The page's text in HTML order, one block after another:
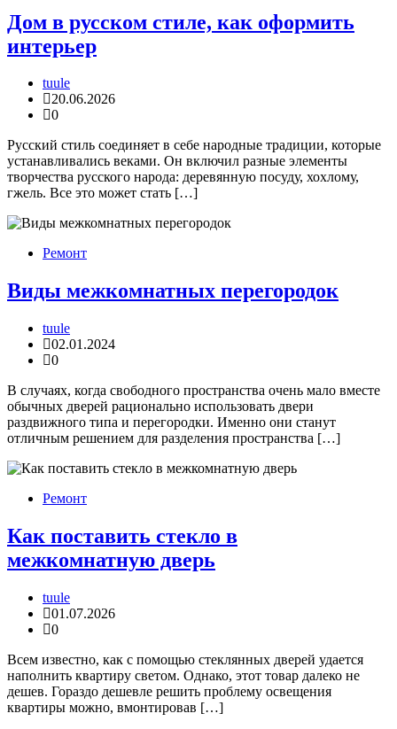
Дом в русском стиле, как оформить
интерьер
tuule
20.06.2026
0
Русский стиль соединяет в себе народные традиции, которые
устанавливались веками. Он включил разные элементы
творчества русского народа: деревянную посуду, хохлому,
гжель. Все это может стать […]
Ремонт
Виды межкомнатных перегородок
tuule
02.01.2024
0
В случаях, когда свободного пространства очень мало вместе
обычных дверей рационально использовать двери
раздвижного типа и перегородки. Именно они станут
отличным решением для разделения пространства […]
Ремонт
Как поставить стекло в
межкомнатную дверь
tuule
01.07.2026
0
Всем известно, как с помощью стеклянных дверей удается
наполнить квартиру светом. Однако, этот товар далеко не
дешев. Гораздо дешевле решить проблему освещения
квартиры можно, вмонтировав […]